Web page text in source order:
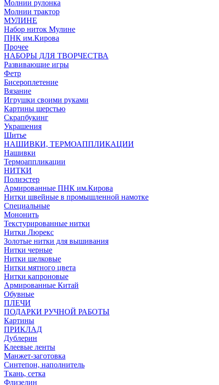
Молнии рулонка
Молнии трактор
МУЛИНЕ
Набор ниток Мулине
ПНК им.Кирова
Прочее
НАБОРЫ ДЛЯ ТВОРЧЕСТВА
Развивающие игры
Фетр
Бисероплетение
Вязание
Игрушки своими руками
Картины шерстью
Скрапбукинг
Украшения
Шитье
НАШИВКИ, ТЕРМОАППЛИКАЦИИ
Нашивки
Термоаппликации
НИТКИ
Полиэстер
Армированные ПНК им.Кирова
Нитки швейные в промышленной намотке
Специальные
Мононить
Текстурированные нитки
Нитки Люрекс
Золотые нитки для вышивания
Нитки черные
Нитки шелковые
Нитки мятного цвета
Нитки капроновые
Армированные Китай
Обувные
ПЛЕЧИ
ПОДАРКИ РУЧНОЙ РАБОТЫ
Картины
ПРИКЛАД
Дублерин
Клеевые ленты
Манжет-заготовка
Синтепон, наполнитель
Ткань, сетка
Флизелин